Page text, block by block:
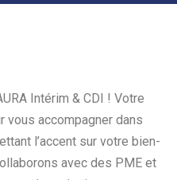
Intérim & CDI ! Votre
vous accompagner dans
l’accent sur votre bien-
avec des PME et